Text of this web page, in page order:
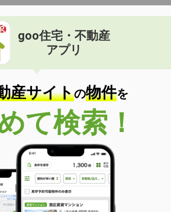
goo住宅・不動産
アプリ
産サイトの物件を
て検索！